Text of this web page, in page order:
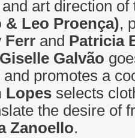
art direction
& Leo Proença),
Ferr and Patricia
Giselle Galvão
promotes a
Lopes selects
the desire of
Zanoello.